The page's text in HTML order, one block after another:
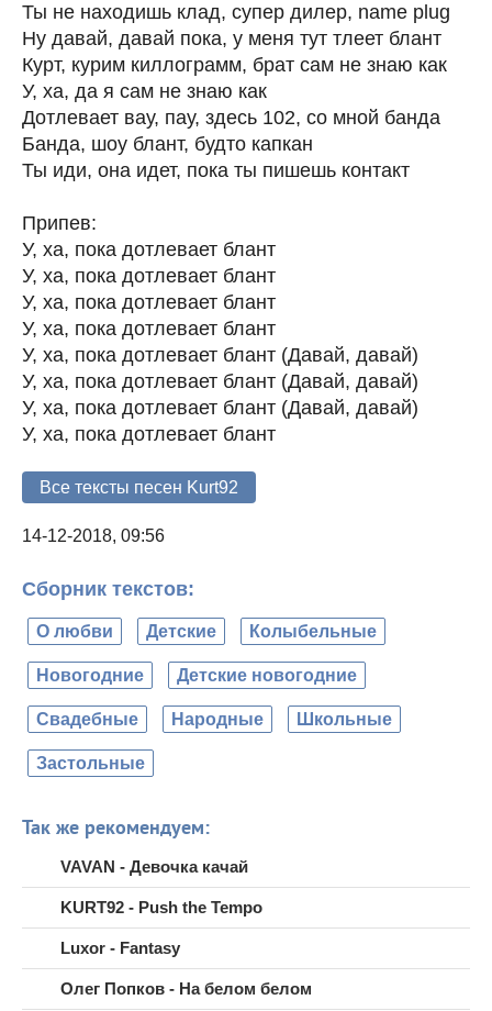
Ты не находишь клад, супер дилер, name plug
Ну давай, давай пока, у меня тут тлеет блант
Курт, курим киллограмм, брат сам не знаю как
У, ха, да я сам не знаю как
Дотлевает вау, пау, здесь 102, со мной банда
Банда, шоу блант, будто капкан
Ты иди, она идет, пока ты пишешь контакт
Припев:
У, ха, пока дотлевает блант
У, ха, пока дотлевает блант
У, ха, пока дотлевает блант
У, ха, пока дотлевает блант
У, ха, пока дотлевает блант (Давай, давай)
У, ха, пока дотлевает блант (Давай, давай)
У, ха, пока дотлевает блант (Давай, давай)
У, ха, пока дотлевает блант
Все тексты песен Kurt92
14-12-2018, 09:56
Сборник текстов:
О любви Детские Колыбельные
Новогодние Детские новогодние
Свадебные Народные Школьные
Застольные
Так же рекомендуем:
VAVAN - Девочка качай
KURT92 - Push the Tempo
Luxor - Fantasy
Олег Попков - На белом белом